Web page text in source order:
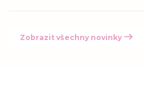
Zobrazit všechny novinky